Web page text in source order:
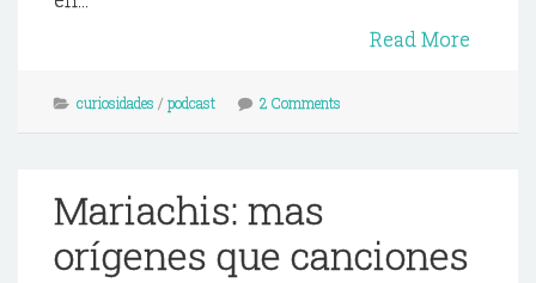
Read More
curiosidades / podcast 2 Comments
Mariachis: mas
orígenes que canciones